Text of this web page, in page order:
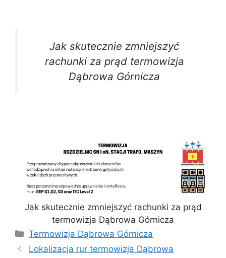
Jak skutecznie zmniejszyć
rachunki za prąd termowizja
Dąbrowa Górnicza
Jak skutecznie zmniejszyć rachunki za prąd
termowizja Dąbrowa Górnicza
Kategorie
Termowizja Dąbrowa Górnicza
Lokalizacja rur termowizja Dąbrowa